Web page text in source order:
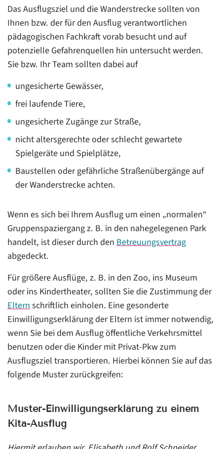
Das Ausflugsziel und die Wanderstrecke sollten von
Ihnen bzw. der für den Ausflug verantwortlichen
pädagogischen Fachkraft vorab besucht und auf
potenzielle Gefahrenquellen hin untersucht werden.
Sie bzw. Ihr Team sollten dabei auf
ungesicherte Gewässer,
frei laufende Tiere,
ungesicherte Zugänge zur Straße,
nicht altersgerechte oder schlecht gewartete
Spielgeräte und Spielplätze,
Baustellen oder gefährliche Straßenübergänge auf
der Wanderstrecke achten.
Wenn es sich bei Ihrem Ausflug um einen „normalen“
Gruppenspaziergang z. B. in den nahegelegenen Park
handelt, ist dieser durch denBetreuungsvertrag
abgedeckt.
Für größere Ausflüge, z. B. in den Zoo, ins Museum
oder ins Kindertheater, sollten Sie die Zustimmung der
Elternschriftlich einholen. Eine gesonderte
Einwilligungserklärung der Eltern ist immer notwendig,
wenn Sie bei dem Ausflug öffentliche Verkehrsmittel
benutzen oder die Kinder mit Privat-Pkw zum
Ausflugsziel transportieren. Hierbei können Sie auf das
folgende Muster zurückgreifen:
Muster-Einwilligungserklärung zu einem
Kita-Ausflug